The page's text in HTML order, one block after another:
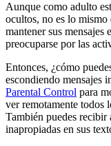
Aunque como adulto
ocultos, no es lo mismo
mantener sus
preocuparse por las
Entonces, ¿cómo
escondiendo mensajes
Parental Control para
ver remotamente todos
También puedes recibir
inapropiadas en sus